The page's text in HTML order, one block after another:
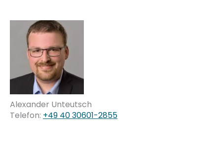
Alexander Unteutsch
Telefon: +49 40 30601-2855